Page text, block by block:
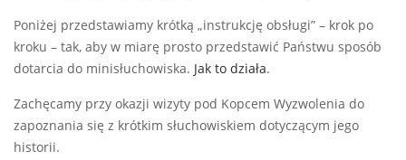
Poniżej przedstawiamy krótką „instrukcję obsługi” – krok po
kroku – tak, aby w miarę prosto przedstawić Państwu sposób
dotarcia do minisłuchowiska. Jak to działa.
Zachęcamy przy okazji wizyty pod Kopcem Wyzwolenia do
zapoznania się z krótkim słuchowiskiem dotyczącym jego
historii.